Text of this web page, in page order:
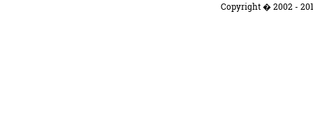
Copyright � 2002 -